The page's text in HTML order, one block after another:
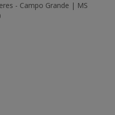
- Campo Grande | MS